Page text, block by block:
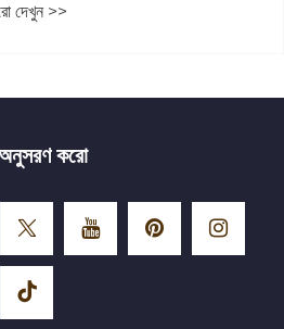
প্রবেশ করছে
দেখুন >>
করো